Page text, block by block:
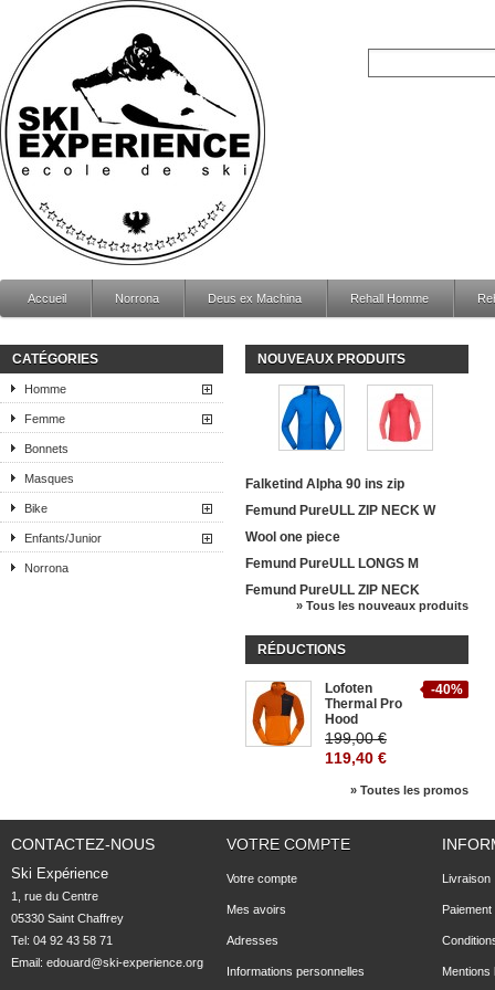
Accueil Norrona Deus ex Machina Rehall Homme
CATÉGORIES
Homme
Femme
Bonnets
Masques
Bike
Enfants/Junior
Norrona
NOUVEAUX PRODUITS
Falketind Alpha 90 ins zip
Femund PureULL ZIP NECK W
Wool one piece
Femund PureULL LONGS M
Femund PureULL ZIP NECK
» Tous les nouveaux produits
RÉDUCTIONS
-40%
Lofoten
Thermal Pro
Hood
199,00 €
119,40 €
» Toutes les promos
CONTACTEZ-NOUS
Ski Expérience
1, rue du Centre
05330 Saint Chaffrey
Tel: 04 92 43 58 71
Email: edouard@ski-experience.org
VOTRE COMPTE
Votre compte
Mes avoirs
Adresses
Informations personnelles
Livraison
Mentions